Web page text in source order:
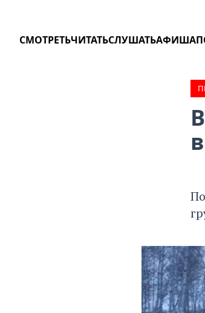
СМОТРЕТЬЧИТАТЬСЛУШАТЬАФИША